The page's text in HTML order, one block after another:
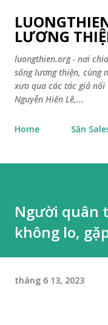
LƯƠNG
luongthien.org - nơi
sống lương thiện, cùng
xưa qua các tác giả
Nguyễn Hiến Lê,...
Home Săn
Người quân
không lo,
tháng 6 13, 2023